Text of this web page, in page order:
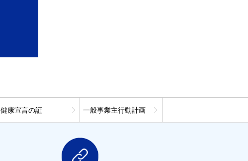
健康宣言の証 一般事業主行動計画